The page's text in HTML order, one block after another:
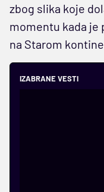
zbog slika koje
momentu kada je
na Starom
IZABRANE VESTI